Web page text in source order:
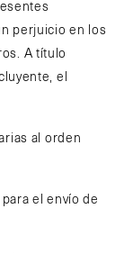
perjuicio en los
A título
el
al orden
el envío de